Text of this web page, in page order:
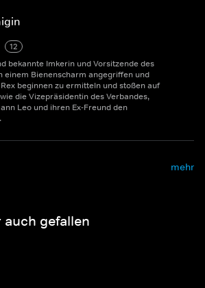
12
bekannte Imkerin und Vorsitzende des
einem Bienenscharm angegriffen und
beginnen zu ermitteln und stoßen auf
die Vizepräsidentin des Verbandes,
Leo und ihren Ex-Freund den
mehr
auch gefallen